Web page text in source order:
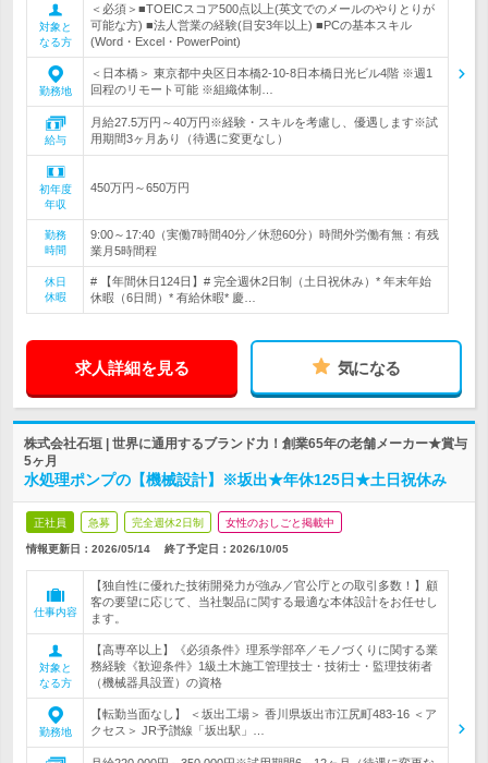
対象と
なる方
＜必須＞■TOEICスコア500点以上(英文でのメールのやりとりが
可能な方) ■法人営業の経験(目安3年以上) ■PCの基本スキル
(Word・Excel・PowerPoint)
勤務地
＜日本橋＞ 東京都中央区日本橋2-10-8日本橋日光ビル4階 ※週1
回程のリモート可能 ※組織体制…
給与
月給27.5万円～40万円※経験・スキルを考慮し、優遇します※試
用期間3ヶ月あり（待遇に変更なし）
初年度
年収
450万円～650万円
勤務
時間
9:00～17:40（実働7時間40分／休憩60分）時間外労働有無：有残
業月5時間程
休日
休暇
# 【年間休日124日】# 完全週休2日制（土日祝休み）* 年末年始
休暇（6日間）* 有給休暇* 慶…
求人詳細を見る 気になる
株式会社石垣 | 世界に通用するブランド力！創業65年の老舗メーカー★賞与
5ヶ月
水処理ポンプの【機械設計】※坂出★年休125日★土日祝休み
正社員 急募 完全週休2日制 女性のおしごと掲載中
情報更新日：2026/05/14 終了予定日： 2026/10/05
仕事内容
【独自性に優れた技術開発力が強み／官公庁との取引多数！】顧
客の要望に応じて、当社製品に関する最適な本体設計をお任せし
ます。
対象と
なる方
【高専卒以上】《必須条件》理系学部卒／モノづくりに関する業
務経験《歓迎条件》1級土木施工管理技士・技術士・監理技術者
（機械器具設置）の資格
勤務地
【転勤当面なし】 ＜坂出工場＞ 香川県坂出市江尻町483-16 ＜ア
クセス＞ JR予讃線「坂出駅」…